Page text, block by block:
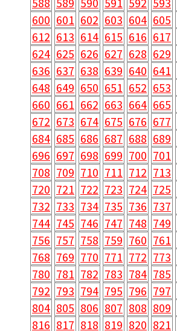
600 601 602 603 604 605
612 613 614 615 616 617
624 625 626 627 628 629
636 637 638 639 640 641
648 649 650 651 652 653
660 661 662 663 664 665
672 673 674 675 676 677
684 685 686 687 688 689
696 697 698 699 700 701
708 709 710 711 712 713
720 721 722 723 724 725
732 733 734 735 736 737
744 745 746 747 748 749
756 757 758 759 760 761
768 769 770 771 772 773
780 781 782 783 784 785
792 793 794 795 796 797
804 805 806 807 808 809
816 817 818 819 820 821